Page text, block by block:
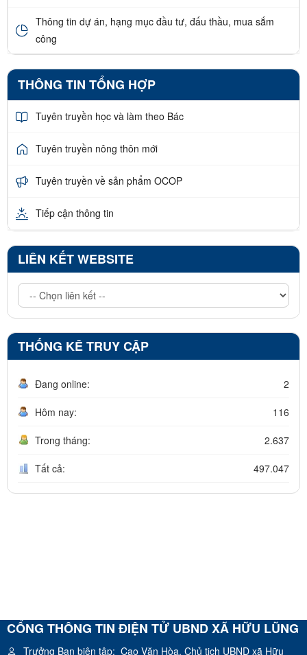
Thông tin dự án, hạng mục đầu tư, đấu thầu, mua sắm
công
THÔNG TIN TỔNG HỢP
Tuyên truyền học và làm theo Bác
Tuyên truyền nông thôn mới
Tuyên truyền về sản phẩm OCOP
Tiếp cận thông tin
LIÊN KẾT WEBSITE
THỐNG KÊ TRUY CẬP
Đang online: 2
Hôm nay: 116
Trong tháng: 2.637
Tất cả: 497.047
CỔNG THÔNG TIN ĐIỆN TỬ UBND XÃ HỮU LŨNG
Trưởng Ban biên tập: Cao Văn Hòa, Chủ tịch UBND xã Hữu